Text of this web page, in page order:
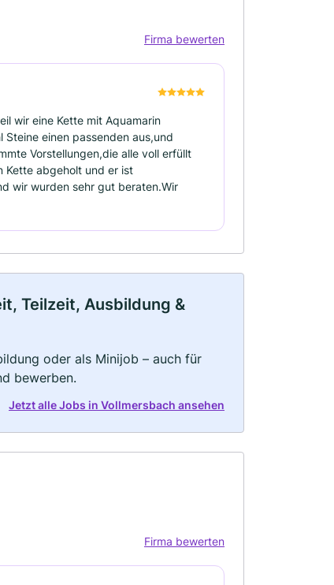
Firma bewerten
wir eine Kette mit Aquamarin
einen passenden aus,und
Vorstellungen,die alle voll erfüllt
Kette abgeholt und er ist
wir wurden sehr gut beraten.Wir
Teilzeit, Ausbildung &
oder als Minijob – auch für
bewerben.
Jetzt alle Jobs in Vollmersbach ansehen
Firma bewerten